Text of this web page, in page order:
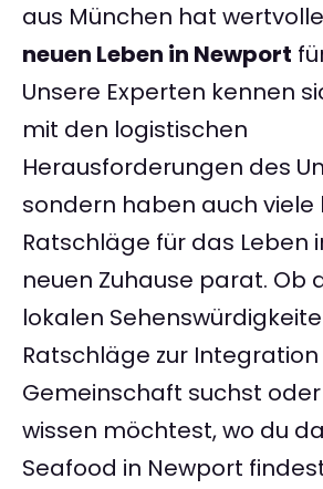
aus München hat wertvolle
neuen Leben in Newport
Unsere Experten kennen
mit den logistischen
Herausforderungen des
sondern haben auch viele
Ratschläge für das Leben
neuen Zuhause parat. Ob
lokalen
Ratschläge zur Integration
Gemeinschaft suchst
wissen möchtest, wo du
Seafood in Newport